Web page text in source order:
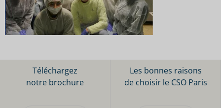
Téléchargez
notre brochure
Les bonnes raisons
de choisir le CSO Paris